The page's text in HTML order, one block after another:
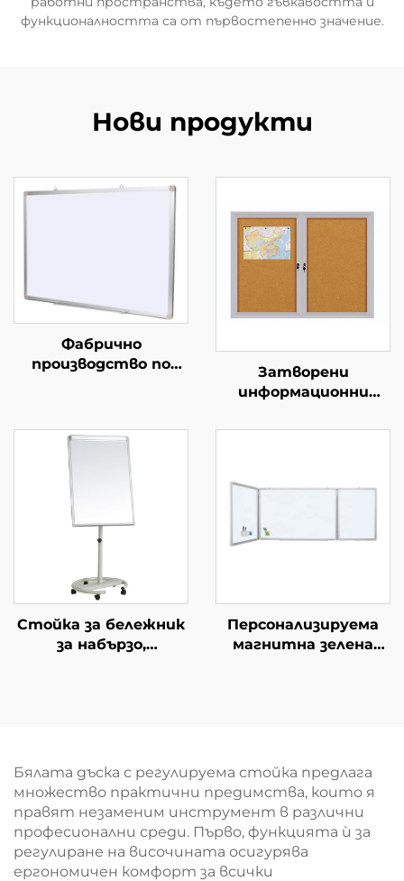
функционалността са от първостепенно значение.
Нови продукти
Фабрично
производство по
стена с магнитен
ефект Бяла дъска за
писане с маркери за
деца Училищна дъска
Затворени
информационни
Заключващи
табла с врата с
непропускащи за
Стойка за бележник
за набързо,
Персонализируема
магнитна зелена
Бялата дъска с регулируема стойка предлага
множество практични предимства, които я
правят незаменим инструмент в различни
професионални среди. Първо, функцията ѝ за
регулиране на височината осигурява
ергономичен комфорт за всички